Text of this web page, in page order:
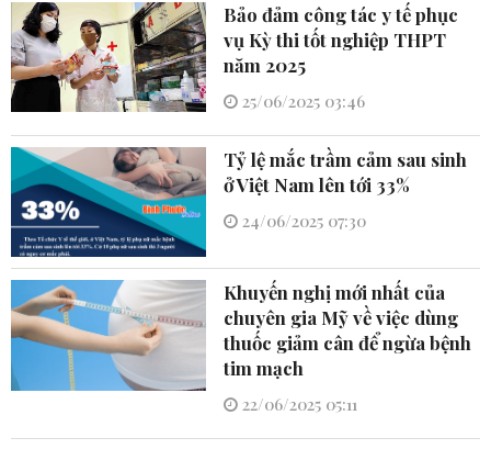
Bảo đảm công tác y tế phục
vụ Kỳ thi tốt nghiệp THPT
năm 2025
25/06/2025 03:46
Tỷ lệ mắc trầm cảm sau sinh
ở Việt Nam lên tới 33%
24/06/2025 07:30
Khuyến nghị mới nhất của
chuyên gia Mỹ về việc dùng
thuốc giảm cân để ngừa bệnh
tim mạch
22/06/2025 05:11